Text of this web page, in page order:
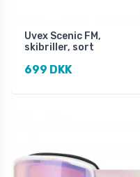
Uvex Scenic FM,
skibriller, sort
699 DKK